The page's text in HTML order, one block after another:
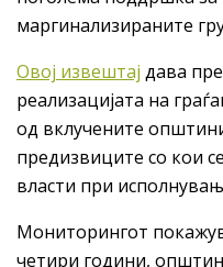
маргинализираните
Овој извештај дава
реализацијата на
од вклучените
предизвиците со кои
власти при
Мониторингот
четири години,